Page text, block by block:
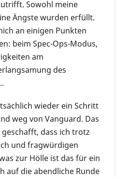
Sowohl meine
Ängste wurden erfüllt.
an einigen Punkten
beim Spec-Ops-Modus,
am
des
wieder ein Schritt
weg von Vanguard. Das
geschafft, dass ich trotz
und fragwürdigen
zur Hölle ist das für ein
auf die abendliche Runde